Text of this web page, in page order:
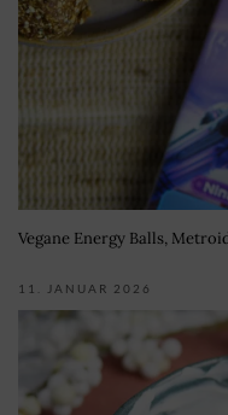
Vegane Energy Balls,
11. JANUAR 2026